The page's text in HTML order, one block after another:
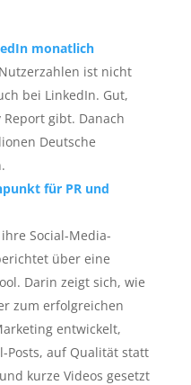
monatlich
ist nicht
bei LinkedIn. Gut,
Report gibt. Danach
Deutsche
für PR und
Social-Media-
über eine
Darin zeigt sich, wie
zum erfolgreichen
entwickelt,
Posts, auf Qualität statt
kurze Videos gesetzt